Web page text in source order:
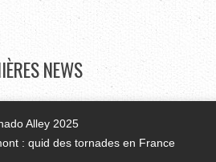
NEWS
Alley 2025
: quid des tornades en France